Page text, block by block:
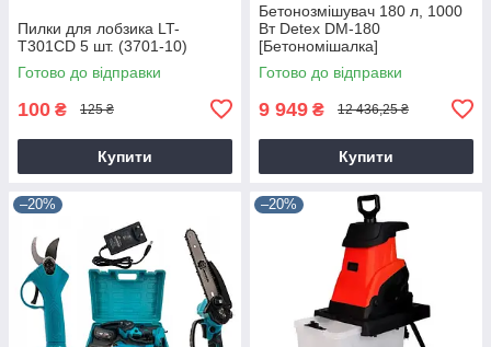
Пилки для лобзика LT-
T301CD 5 шт. (3701-10)
Готово до відправки
100 ₴ 125 ₴
Купити
Бетонозмішувач 180 л, 1000
Вт Detex DM-180
[Бетономішалка]
Готово до відправки
9 949 ₴ 12 436,25 ₴
Купити
–20% –20%